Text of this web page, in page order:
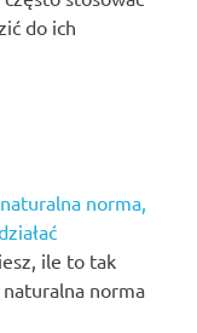
do ich
norma,
ile to tak
norma